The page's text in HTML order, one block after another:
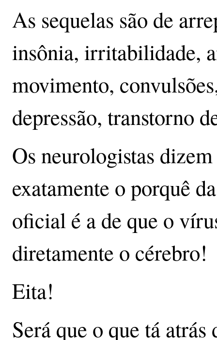
As sequelas são de
insônia, irritabilidade,
movimento,
depressão, transtorno
Os neurologistas
exatamente o porquê
oficial é a de que o
diretamente o cérebro!
Eita!
Será que o que tá